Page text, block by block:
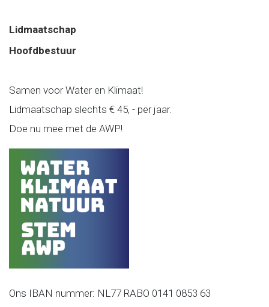
Lidmaatschap
Hoofdbestuur
Samen voor Water en Klimaat!
Lidmaatschap slechts € 45, - per jaar.
Doe nu mee met de AWP!
Ons IBAN nummer: NL77 RABO 0141 0853 63